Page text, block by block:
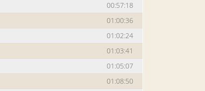
00:57:18
01:00:36
01:02:24
01:03:41
01:05:07
01:08:50